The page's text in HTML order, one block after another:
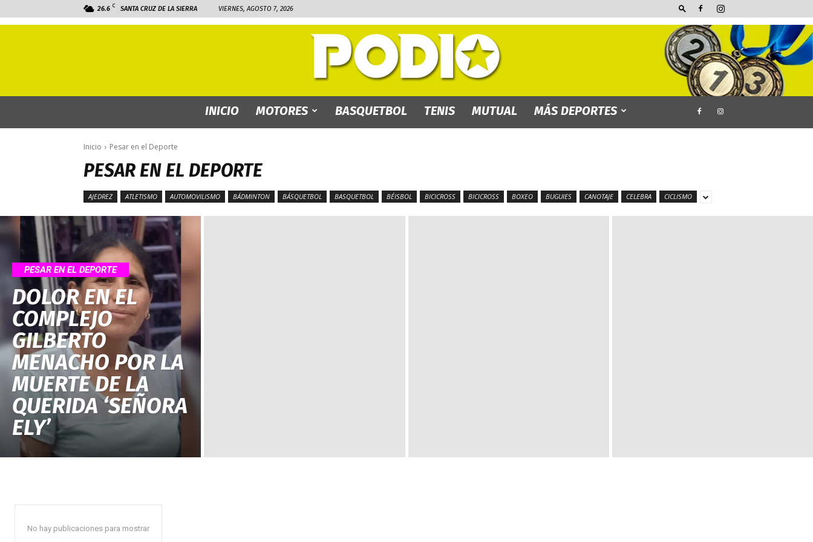
26.6 C SANTA CRUZ DE LA SIERRA VIERNES, AGOSTO 7, 2026
INICIO MOTORES BASQUETBOL TENIS MUTUAL MÁS DEPORTES
Inicio Pesar en el Deporte
PESAR EN EL DEPORTE
AJEDREZ ATLETISMO AUTOMOVILISMO BÁDMINTON BÁSQUETBOL BASQUETBOL BÉISBOL BICICROSS BICICROSS BOXEO BUGUIES CANOTAJE CELEBRA CICLISMO
PESAR EN EL DEPORTE
DOLOR EN EL
COMPLEJO
GILBERTO
MENACHO POR LA
MUERTE DE LA
QUERIDA ‘SEÑORA
ELY’
No hay publicaciones para mostrar